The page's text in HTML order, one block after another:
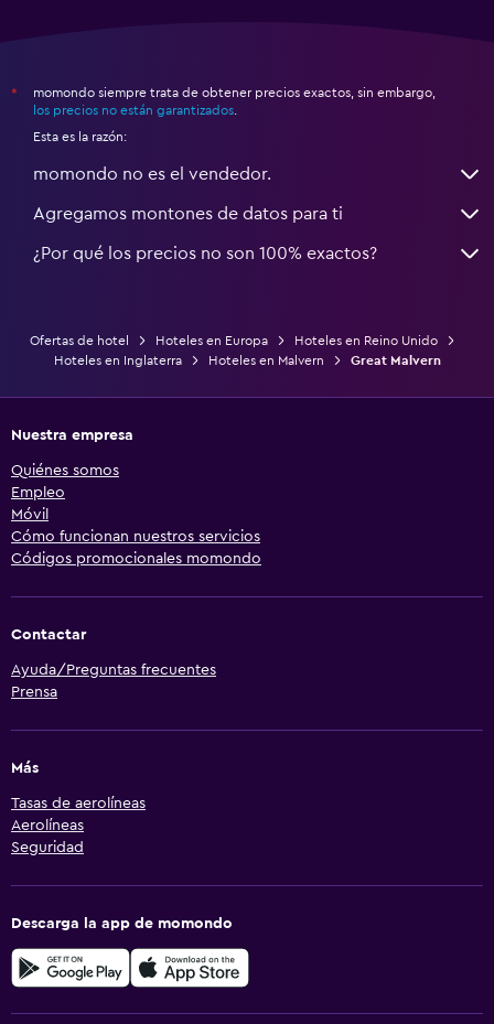
*
momondo siempre trata de obtener precios exactos, sin embargo,
los precios no están garantizados
Esta es la razón:
momondo no es el vendedor.
Agregamos montones de datos para ti
¿Por qué los precios no son 100% exactos?
Ofertas de hotel Hoteles en Europa
Hoteles en Reino Unido
Hoteles en Inglaterra
Hoteles en Malvern Great Malvern
Nuestra empresa
Quiénes somos
Empleo
Móvil
Cómo funcionan nuestros servicios
Códigos promocionales momondo
Contactar
Ayuda/Preguntas frecuentes
Prensa
Más
Tasas de aerolíneas
Aerolíneas
Seguridad
Descarga la app de momondo